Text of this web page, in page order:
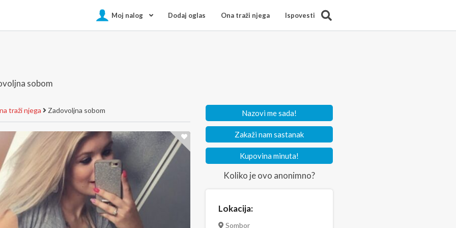
Moj nalog Dodaj oglas Ona traži njega Ispovesti
sobom
traži njega Zadovoljna sobom Nazovi me sada!
Zakaži nam sastanak
Kupovina minuta!
Koliko je ovo anonimno?
Lokacija:
Sombor